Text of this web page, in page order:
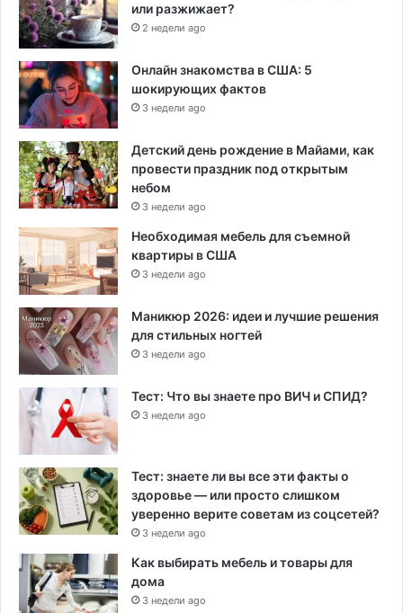
или разжижает?
2 недели ago
Онлайн знакомства в США: 5
шокирующих фактов
3 недели ago
Детский день рождение в Майами, как
провести праздник под открытым
небом
3 недели ago
Необходимая мебель для съемной
квартиры в США
3 недели ago
Маникюр 2026: идеи и лучшие решения
для стильных ногтей
3 недели ago
Тест: Что вы знаете про ВИЧ и СПИД?
3 недели ago
Тест: знаете ли вы все эти факты о
здоровье — или просто слишком
уверенно верите советам из соцсетей?
3 недели ago
Как выбирать мебель и товары для
дома
3 недели ago